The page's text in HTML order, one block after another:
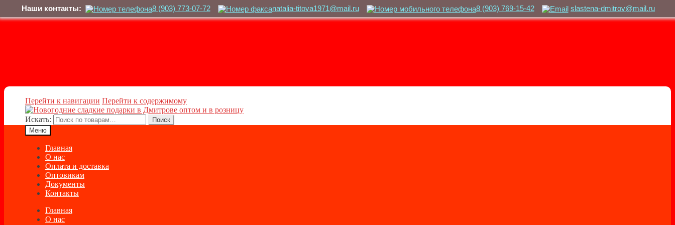
Наши контакты: 8 (903) 773-07-72 natalia-titova1971@mail.ru 8 (903) 769-15-42 slastena-dmitrov@mail.ru
Перейти к навигации Перейти к содержимому
Искать:
Поиск
Меню
Главная
О нас
Оплата и доставка
Оптовикам
Документы
Контакты
Главная
О нас